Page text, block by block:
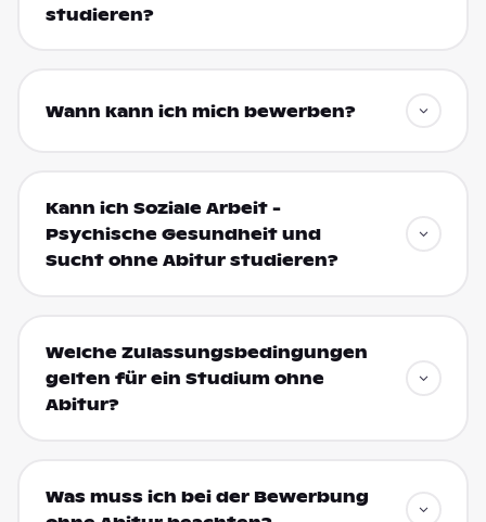
studieren?
Wann kann ich mich bewerben?
Kann ich Soziale Arbeit -
Psychische Gesundheit und
Sucht ohne Abitur studieren?
Welche Zulassungsbedingungen
gelten für ein Studium ohne
Abitur?
Was muss ich bei der Bewerbung